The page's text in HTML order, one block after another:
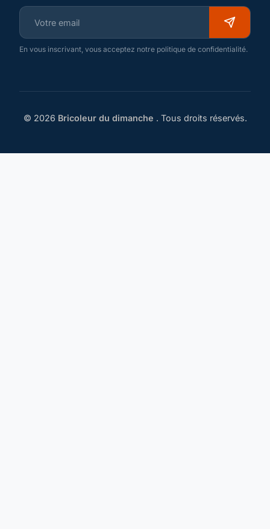
En vous inscrivant, vous acceptez notre politique de confidentialité.
© 2026 Bricoleur du dimanche . Tous droits réservés.